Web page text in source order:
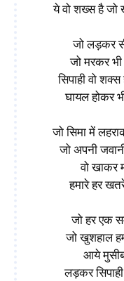
ये वो शख्स है जो
जो लड़कर
जो मरकर
सिपाही वो
घायल होकर
जो सिमा में
जो अपनी
वो खाकर
हमारे हर
जो हर एक
जो खुशहाल
आये
लड़कर